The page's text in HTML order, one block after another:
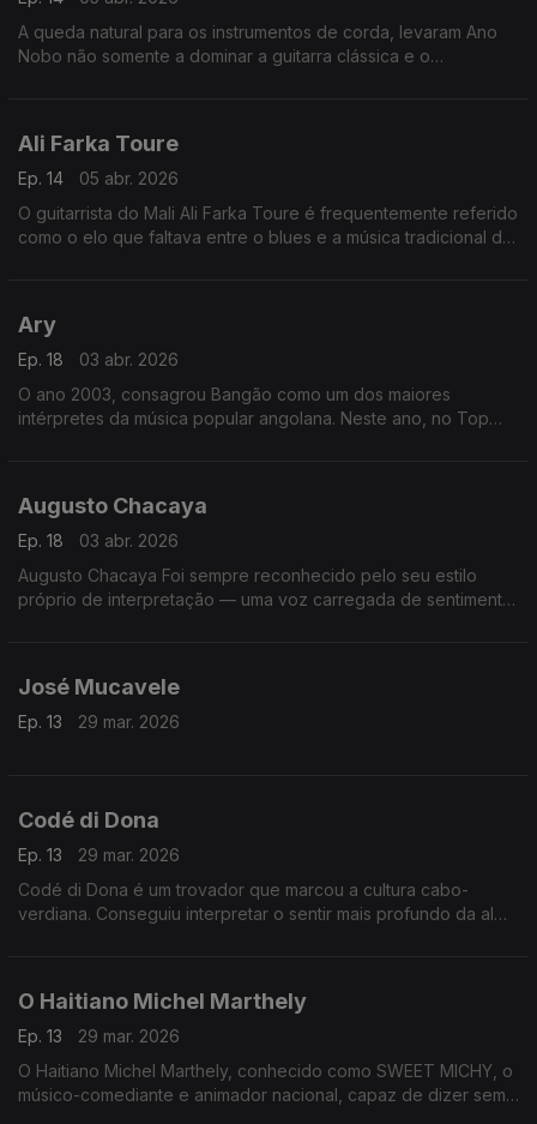
A queda natural para os instrumentos de corda, levaram Ano
Nobo não somente a dominar a guitarra clássica e o
Ali Farka Toure
Ep. 14
05 abr. 2026
O guitarrista do Mali Ali Farka Toure é frequentemente referido
como o elo que faltava entre o blues e a música tradicional da
Ary
Ep. 18
03 abr. 2026
O ano 2003, consagrou Bangão como um dos maiores
intérpretes da música popular angolana. Neste ano, no Top
Augusto Chacaya
Ep. 18
03 abr. 2026
Augusto Chacaya Foi sempre reconhecido pelo seu estilo
próprio de interpretação — uma voz carregada de sentimento,
José Mucavele
Ep. 13 29 mar. 2026
Codé di Dona
Ep. 13
29 mar. 2026
Codé di Dona é um trovador que marcou a cultura cabo-
verdiana. Conseguiu interpretar o sentir mais profundo da alma
O Haitiano Michel Marthely
Ep. 13
29 mar. 2026
O Haitiano Michel Marthely, conhecido como SWEET MICHY, o
músico-comediante e animador nacional, capaz de dizer sem